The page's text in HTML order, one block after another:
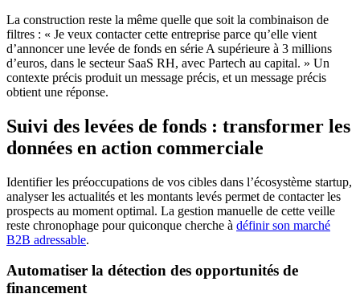
La construction reste la même quelle que soit la combinaison de
filtres : « Je veux contacter cette entreprise parce qu’elle vient
d’annoncer une levée de fonds en série A supérieure à 3 millions
d’euros, dans le secteur SaaS RH, avec Partech au capital. » Un
contexte précis produit un message précis, et un message précis
obtient une réponse.
Suivi des levées de fonds : transformer les
données en action commerciale
Identifier les préoccupations de vos cibles dans l’écosystème startup,
analyser les actualités et les montants levés permet de contacter les
prospects au moment optimal. La gestion manuelle de cette veille
reste chronophage pour quiconque cherche à définir son marché
B2B adressable.
Automatiser la détection des opportunités de
financement